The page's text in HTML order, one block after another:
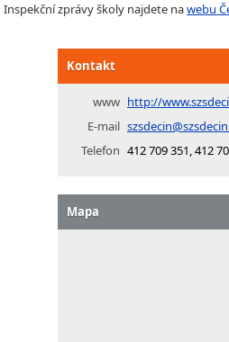
Inspekční zprávy školy najdete nawebu
Kontakt
www http://
E-mail
Telefon 412 709 351, 412
Mapa